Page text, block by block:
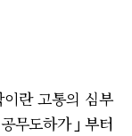
란 고통의 심부
무도하가｣부터